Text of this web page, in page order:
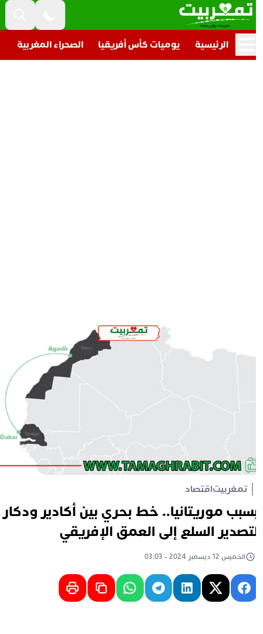
الرئيسية يوميات كأس أفريقيا الصحراء المغربية
تمغربيتاقتصاد
موريتانيا.. خط بحري بين أكادير ودكار
السلع إلى العمق الإفريقي
الخميس 12 ديسمبر 2024 - 03:03